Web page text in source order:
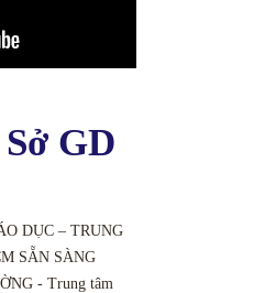
GD
DỤC – TRUNG
SẴN SÀNG
- Trung tâm